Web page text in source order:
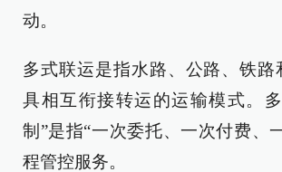
动。
多式联运是指水路、公路、铁路
具相互衔接转运的运输模式。
制”是指“一次委托、一次付费、
程管控服务。